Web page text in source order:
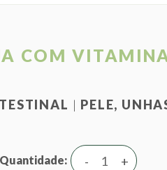
COM
PELE,
Quantidade +
-